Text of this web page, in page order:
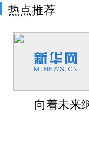
热点推荐
向着未来